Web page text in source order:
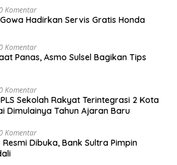
Komentar
Hadirkan Servis Gratis Honda
Komentar
Panas, Asmo Sulsel Bagikan Tips
Komentar
Sekolah Rakyat Terintegrasi 2 Kota
Dimulainya Tahun Ajaran Baru
Komentar
Dibuka, Bank Sultra Pimpin